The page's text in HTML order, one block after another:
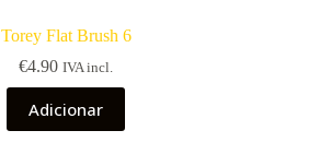
Torey Flat Brush 6
€4.90 IVA incl.
Adicionar